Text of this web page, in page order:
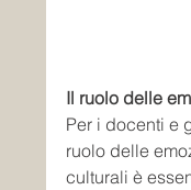
Il ruolo delle
Per i docenti e
ruolo delle
culturali è